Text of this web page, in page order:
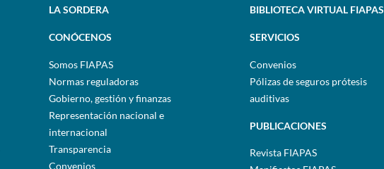
LA SORDERA
CONÓCENOS
Somos FIAPAS
Normas reguladoras
Gobierno, gestión y finanzas
Representación nacional e
internacional
Transparencia
Convenios
BIBLIOTECA VIRTUAL FIAPAS
SERVICIOS
Convenios
Pólizas de seguros prótesis
auditivas
PUBLICACIONES
Revista FIAPAS